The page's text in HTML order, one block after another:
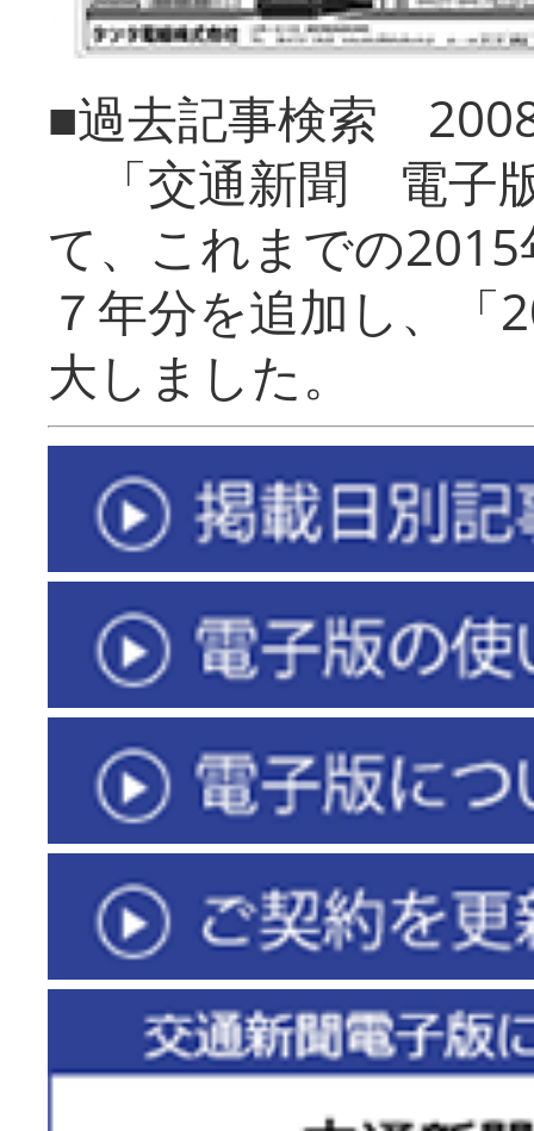
■過去記事検索
「交通新聞 電子
て、これまでの
７年分を追加し、「
大しまし